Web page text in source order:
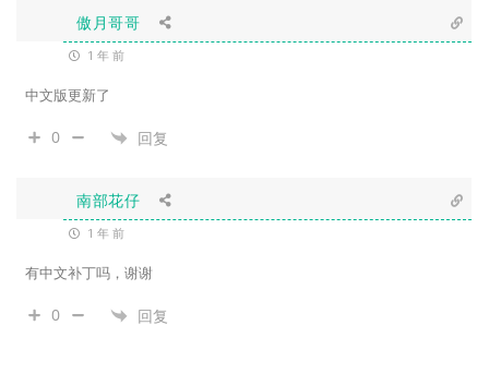
傲月哥哥
1 年 前
中文版更新了
0 回复
南部花仔
1 年 前
有中文补丁吗，谢谢
0 回复